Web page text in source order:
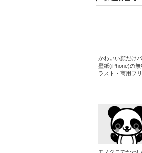
かわいい顔だけ
壁紙(iPhone)の無
ラスト・商用フ
モノクロでかわ